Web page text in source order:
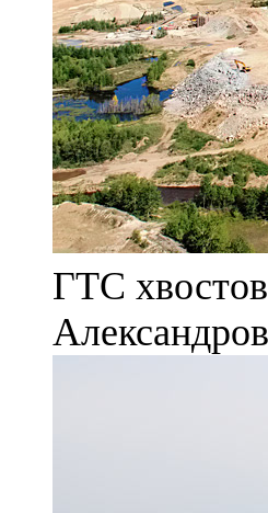
ГТС